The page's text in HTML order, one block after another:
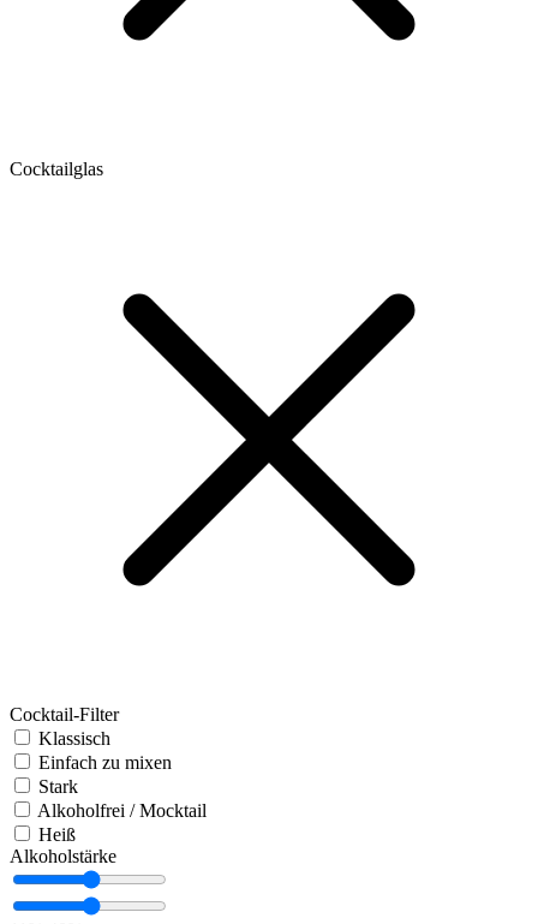
Cocktailglas
Cocktail-Filter
Klassisch
Einfach zu mixen
Stark
Alkoholfrei / Mocktail
Heiß
Alkoholstärke